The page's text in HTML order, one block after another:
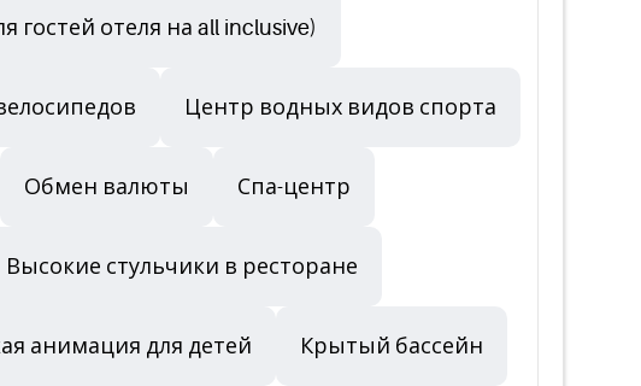
отеля на all inclusive)
Центр водных видов спорта
Обмен валюты Спа-центр
Высокие стульчики в ресторане
анимация для детей Крытый бассейн